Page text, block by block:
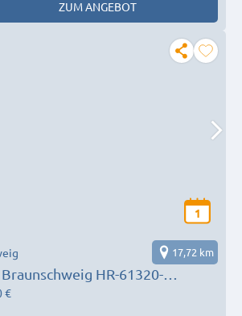
ZUM ANGEBOT
1
HR-61320-
17,72 km
€